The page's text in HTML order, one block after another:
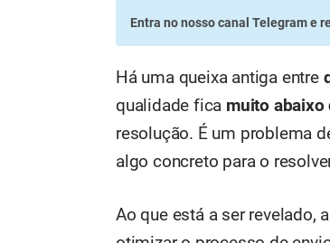
Entra no nosso canal Telegrame
Há uma queixa antiga entre
qualidade fica muito abaixo
resolução. É um problema
algo concreto para o
Ao que está a ser revelado,